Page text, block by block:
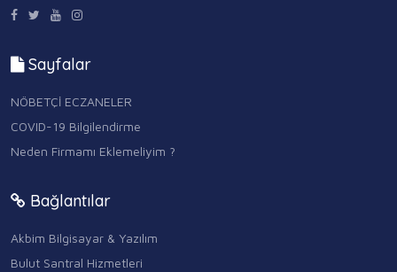
Sayfalar
NÖBETÇİ ECZANELER
COVID-19 Bilgilendirme
Neden Firmamı Eklemeliyim ?
Bağlantılar
Akbim Bilgisayar & Yazılım
Bulut Santral Hizmetleri